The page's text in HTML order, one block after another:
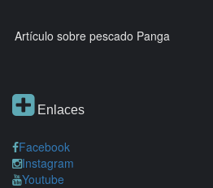
Artículo sobre pescado Panga
Enlaces
Facebook
Instagram
Youtube